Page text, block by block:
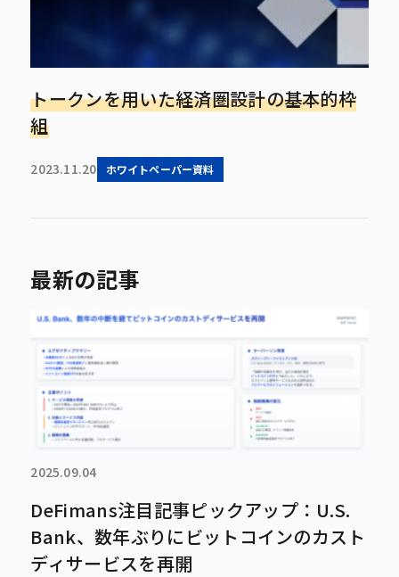
トークンを用いた経済圏設計の基本的枠
組
2023.11.20 ホワイトペーパー資料
最新の記事
2025.09.04
DeFimans注目記事ピックアップ：U.S.
Bank、数年ぶりにビットコインのカスト
ディサービスを再開